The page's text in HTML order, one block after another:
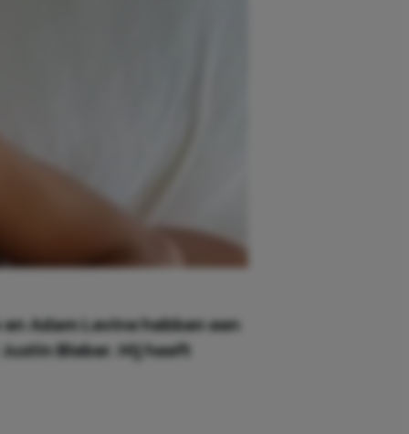
Adam Levine hebben een
Bieber. Hij heeft